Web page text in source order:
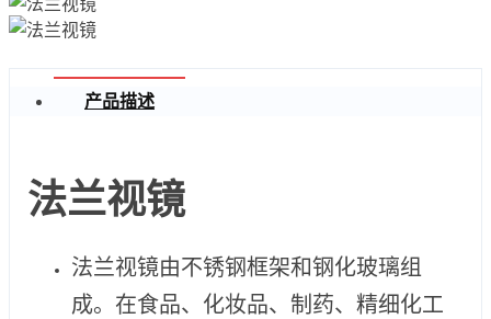
产品描述
法兰视镜
法兰视镜由不锈钢框架和钢化玻璃组
成。在食品、化妆品、制药、精细化工